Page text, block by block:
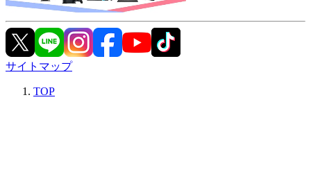
サイトマップ
TOP